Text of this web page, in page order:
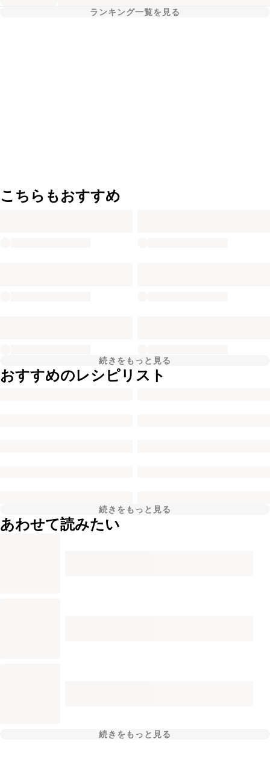
ランキング一覧を見る
こちらもおすすめ
続きをもっと見る
おすすめのレシピリスト
続きをもっと見る
あわせて読みたい
続きをもっと見る